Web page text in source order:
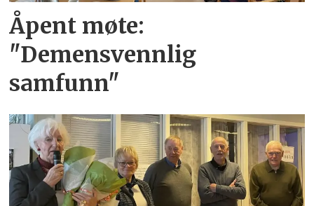
Åpent møte:
"Demensvennlig
samfunn"